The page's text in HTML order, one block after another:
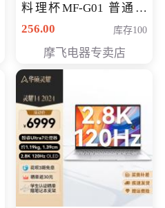
料理杯MF-G01 普通会
员专享价格118元
256.00 库存100
摩飞电器专卖店